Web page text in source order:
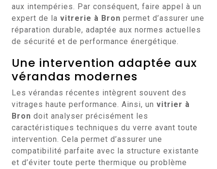
aux intempéries. Par conséquent, faire appel à un
expert de la vitrerie à Bron permet d’assurer une
réparation durable, adaptée aux normes actuelles
de sécurité et de performance énergétique.
Une intervention adaptée aux
vérandas modernes
Les vérandas récentes intègrent souvent des
vitrages haute performance. Ainsi, un vitrier à
Bron doit analyser précisément les
caractéristiques techniques du verre avant toute
intervention. Cela permet d’assurer une
compatibilité parfaite avec la structure existante
et d’éviter toute perte thermique ou problème